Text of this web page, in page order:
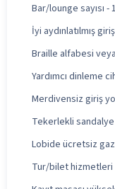
Bar/lounge sayısı - 1
İyi aydınlatılmış
Braille alfabesi
Yardımcı dinleme
Merdivensiz giriş
Tekerlekli sandalye
Lobide ücretsiz
Tur/bilet hizmetleri